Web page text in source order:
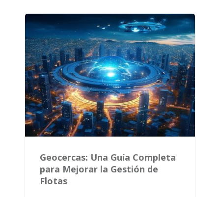
Geocercas: Una Guía Completa
para Mejorar la Gestión de
Flotas